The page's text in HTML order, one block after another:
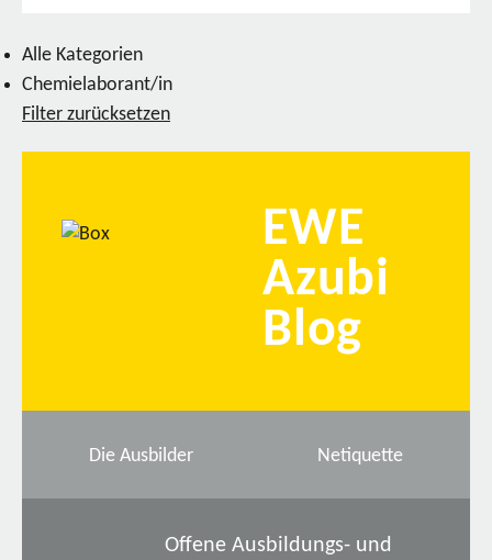
Alle Kategorien
Chemielaborant/in
Filter zurücksetzen
EWE
Azubi
Blog
Die Ausbilder Netiquette
Offene Ausbildungs- und